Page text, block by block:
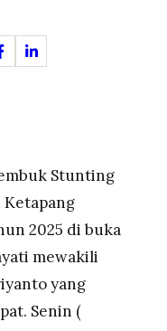
Stunting
Ketapang
2025 di buka
mewakili
yang
Senin (